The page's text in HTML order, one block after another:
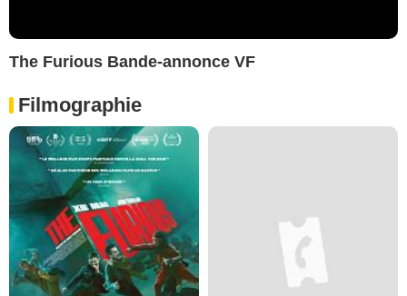
The Furious Bande-annonce VF
Filmographie